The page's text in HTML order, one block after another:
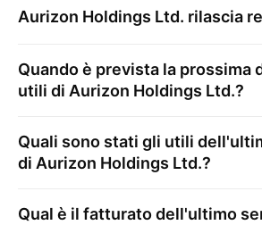
Aurizon Holdings Ltd. rilascia
Quando è prevista la prossima
utili di Aurizon Holdings Ltd.?
Quali sono stati gli utili
di Aurizon Holdings Ltd.?
Qual è il fatturato dell'ultimo